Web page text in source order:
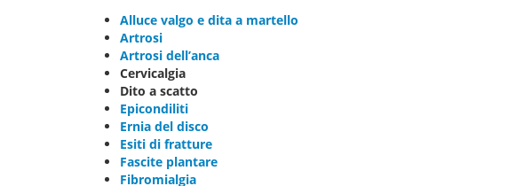
Alluce valgo e dita a martello
Artrosi
Artrosi dell’anca
Cervicalgia
Dito a scatto
Epicondiliti
Ernia del disco
Esiti di fratture
Fascite plantare
Fibromialgia